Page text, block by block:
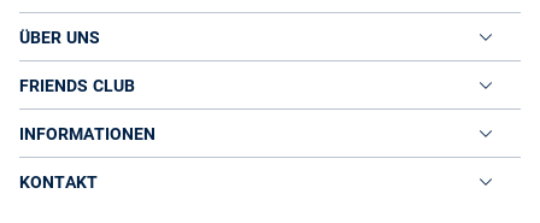
ÜBER UNS
FRIENDS CLUB
INFORMATIONEN
KONTAKT